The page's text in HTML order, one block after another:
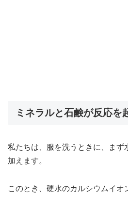
ミネラルと石鹸が反応を
私たちは、服を洗うときに、まず
加えます。
このとき、硬水のカルシウムイオ